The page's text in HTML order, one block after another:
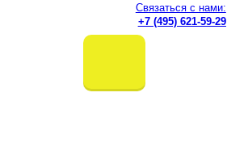
Связаться с нами:
+7 (495) 621-59-29